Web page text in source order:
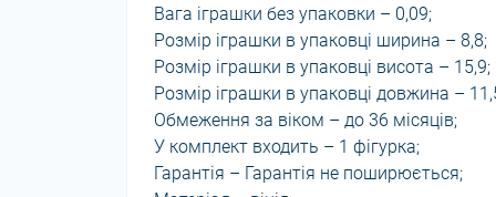
Вага іграшки без упаковки – 0,09;
Розмір іграшки в упаковці ширина – 8,8;
Розмір іграшки в упаковці висота – 15,9;
Розмір іграшки в упаковці довжина –
Обмеження за віком – до 36 місяців;
У комплект входить – 1 фігурка;
Гарантія – Гарантія не поширюється;